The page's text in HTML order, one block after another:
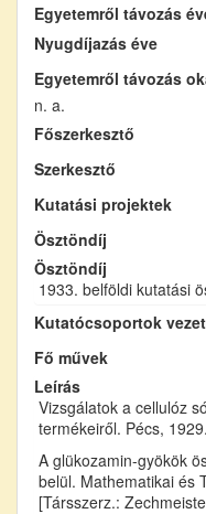
Egyetemről távozás
Nyugdíjazás éve
Egyetemről távozás
n. a.
Főszerkesztő
Szerkesztő
Kutatási projektek
Ösztöndíj
Ösztöndíj
1933. belföldi kutatási
Kutatócsoportok
Fő művek
Leírás
Vizsgálatok a cellulóz
termékeiről. Pécs, 1929.
A glükozamin-gyökök
belül. Mathematikai és
[Társszerz.: